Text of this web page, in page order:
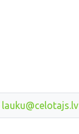
lauku@celotajs.lv